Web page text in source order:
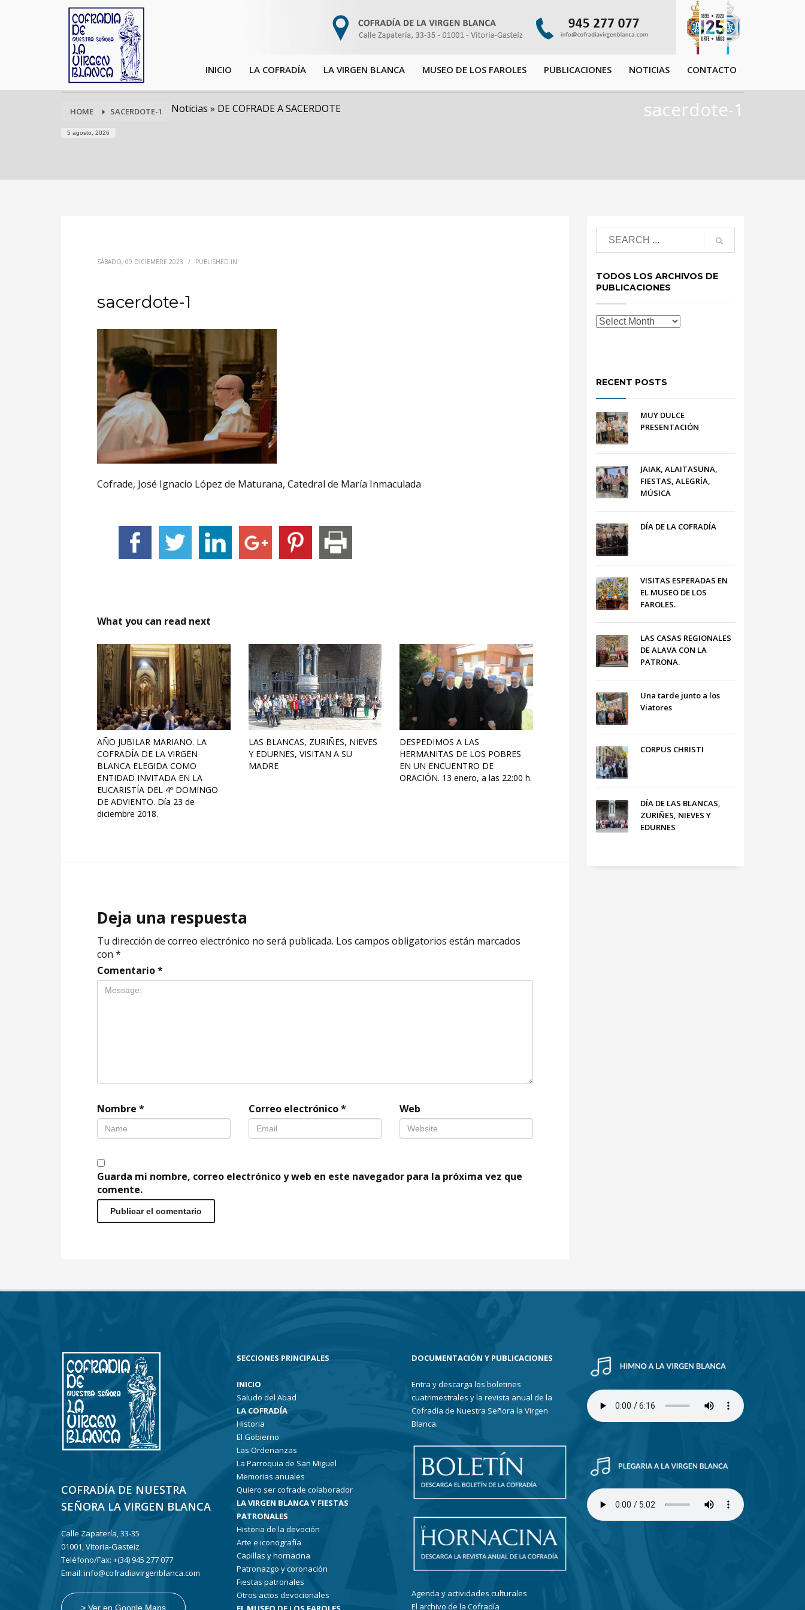
INICIO LA COFRADÍA LA VIRGEN BLANCA MUSEO DE LOS FAROLES PUBLICACIONES NOTICIAS CONTACTO
HOME Noticias » DE COFRADE A SACERDOTE
SACERDOTE-1
5 agosto, 2026
sacerdote-1
SÁBADO, 09 DICIEMBRE 2023 / PUBLISHED IN
sacerdote-1
Cofrade, José Ignacio López de Maturana, Catedral de María Inmaculada
What you can read next
AÑO JUBILAR MARIANO. LA
COFRADÍA DE LA VIRGEN
BLANCA ELEGIDA COMO
ENTIDAD INVITADA EN LA
EUCARISTÍA DEL 4º DOMINGO
DE ADVIENTO. Día 23 de
diciembre 2018.
LAS BLANCAS, ZURIÑES, NIEVES
Y EDURNES, VISITAN A SU
MADRE
DESPEDIMOS A LAS
HERMANITAS DE LOS POBRES
EN UN ENCUENTRO DE
ORACIÓN. 13 enero, a las 22:00 h.
Deja una respuesta
Tu dirección de correo electrónico no será publicada. Los campos obligatorios están marcados
con *
Comentario*
Nombre * Correo electrónico* Web
Guarda mi nombre, correo electrónico y web en este navegador para la próxima vez que
comente.
TODOS LOS ARCHIVOS DE
PUBLICACIONES
RECENT POSTS
MUY DULCE
PRESENTACIÓN
JAIAK, ALAITASUNA,
FIESTAS, ALEGRÍA,
MÚSICA
DÍA DE LA COFRADÍA
VISITAS ESPERADAS EN
EL MUSEO DE LOS
FAROLES.
LAS CASAS REGIONALES
DE ALAVA CON LA
PATRONA.
Una tarde junto a los
Viatores
CORPUS CHRISTI
DÍA DE LAS BLANCAS,
ZURIÑES, NIEVES Y
EDURNES
COFRADÍA DE NUESTRA
SEÑORA LA VIRGEN BLANCA
Calle Zapatería, 33-35
01001, Vitoria-Gasteiz
Teléfono/Fax: +(34) 945 277 077
Email: info@cofradiavirgenblanca.com
> Ver en Google Maps
SECCIONES PRINCIPALES
INICIO
Saludo del Abad
LA COFRADÍA
Historia
El Gobierno
Las Ordenanzas
La Parroquia de San Miguel
Memorias anuales
Quiero ser cofrade colaborador
LA VIRGEN BLANCA Y FIESTAS
PATRONALES
Historia de la devoción
Arte e iconografía
Capillas y hornacina
Patronazgo y coronación
Fiestas patronales
Otros actos devocionales
DOCUMENTACIÓN Y PUBLICACIONES
Entra y descarga los boletines
cuatrimestrales y la revista anual de la
Cofradía de Nuestra Señora la Virgen
Blanca.
Agenda y actividades culturales
El archivo de la Cofradía